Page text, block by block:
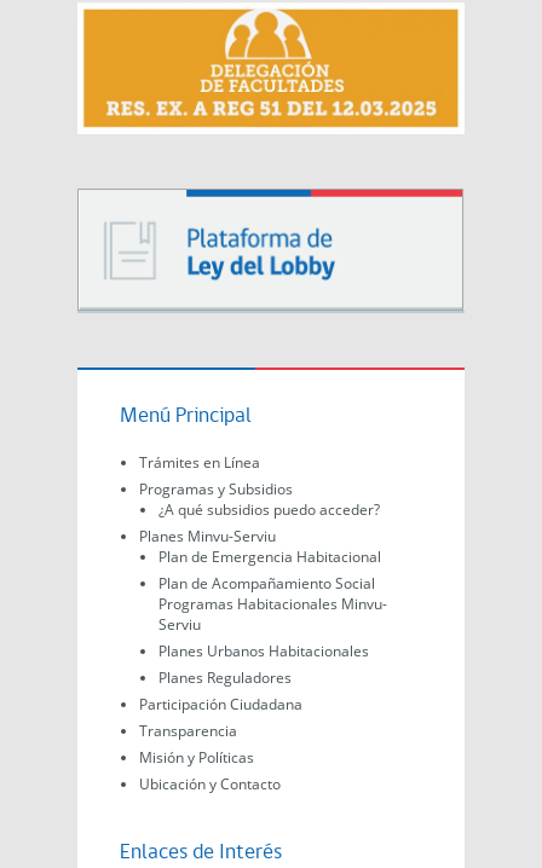
Menú Principal
Trámites en Línea
Programas y Subsidios
¿A qué subsidios puedo acceder?
Planes Minvu-Serviu
Plan de Emergencia Habitacional
Plan de Acompañamiento Social
Programas Habitacionales Minvu-
Serviu
Planes Urbanos Habitacionales
Planes Reguladores
Participación Ciudadana
Transparencia
Misión y Políticas
Ubicación y Contacto
Enlaces de Interés